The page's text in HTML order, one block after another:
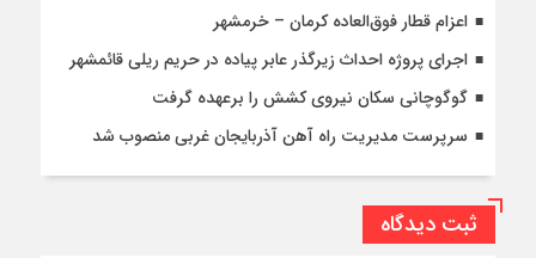
اعزام قطار فوق‌العاده کرمان – خرمشهر
اجرای پروژه احداث زیرگذر عابر پیاده در حریم ریلی قائمشهر
گوگوچانی سکان نیروی کشش را برعهده گرفت
سرپرست مدیریت راه آهن آذربایجان غربی منصوب شد
ثبت دیدگاه